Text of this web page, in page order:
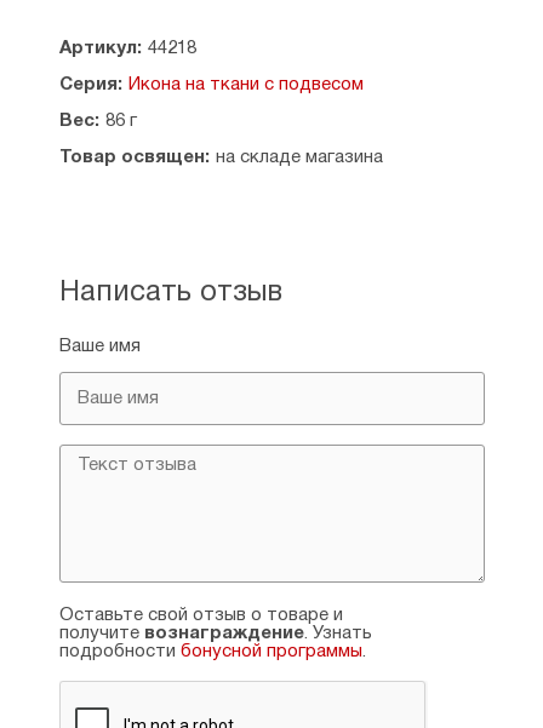
Артикул: 44218
Серия: Икона на ткани с подвесом
Вес: 86 г
Товар освящен: на складе магазина
Написать отзыв
Ваше имя
Оставьте свой отзыв о товаре и
получите вознаграждение. Узнать
подробности бонусной программы.